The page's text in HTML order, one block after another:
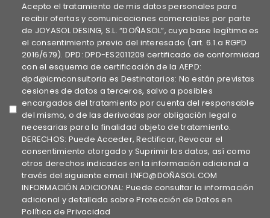
Acepto el tratamiento de mis datos personales para
recibir ofertas y comunicaciones comerciales por parte
de JOYASOL DESING, S.L. “DOÑASOL”, cuya base legítima es
el consentimiento previo del interesado (art. 6.1.a RGPD
2016/679). DPD: DPD-ES2011209 certificado de conformidad
con el esquema de certificación de la AEPD:
dpd@icmconsultoria.es Destinatarios: No están previstas
cesiones de datos a terceros, salvo a posibles
encargados del tratamiento por cuenta del responsable
del mismo, o de las derivadas por obligación legal o
necesarias para la finalidad objeto de tratamiento.
DERECHOS: Puede Acceder, Rectificar, Revocar el
consentimiento otorgado y Suprimir los datos, así como
otros derechos indicados en la información adicional a
través del siguiente email: INFO@DOÑASOL.COM
INFORMACIÓN ADICIONAL: Puede consultar la información
adicional y detallada sobre Protección de Datos en
Política de Privacidad